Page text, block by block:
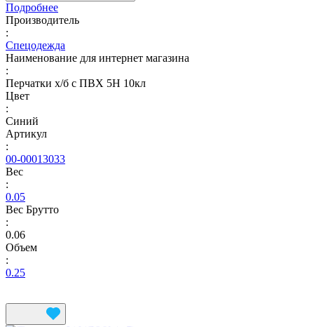
Подробнее
Производитель
:
Спецодежда
Наименование для интернет магазина
:
Перчатки х/б с ПВХ 5Н 10кл
Цвет
:
Синий
Артикул
:
00-00013033
Вес
:
0.05
Вес Брутто
:
0.06
Объем
:
0.25